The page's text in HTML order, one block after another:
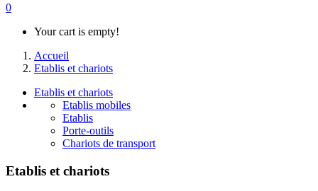
0
Your cart is empty!
Accueil
Etablis et chariots
Etablis et chariots
Etablis mobiles
Etablis
Porte-outils
Chariots de transport
Etablis et chariots